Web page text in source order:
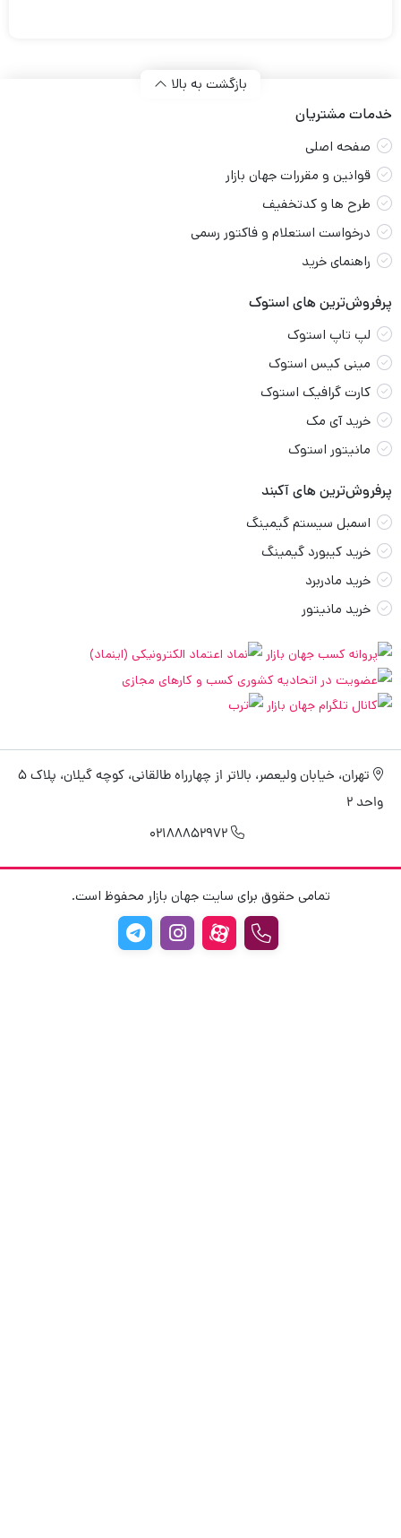
بازگشت به بالا
خدمات مشتریان
صفحه اصلی
قوانین و مقررات جهان بازار
طرح ها و کدتخفیف
درخواست استعلام و فاکتور رسمی
راهنمای خرید
پرفروش‌ترین های استوک
لپ تاپ استوک
مینی کیس استوک
کارت گرافیک استوک
خرید آی مک
مانیتور استوک
پرفروش‌ترین های آکبند
اسمبل سیستم گیمینگ
خرید کیبورد گیمینگ
خرید مادربرد
خرید مانیتور
تهران، خیابان ولیعصر، بالاتر از چهارراه طالقانی، کوچه گیلان، پلاک 5
واحد 2
02188852972
تمامی حقوق برای سایت جهان بازار محفوظ است.